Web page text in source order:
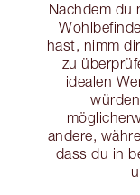
Nachdem du
hast, nimm
zu
idealen
andere,
dass du in